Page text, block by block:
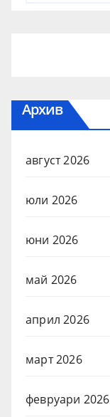
Архив
август 2026
юли 2026
юни 2026
май 2026
април 2026
март 2026
февруари 2026